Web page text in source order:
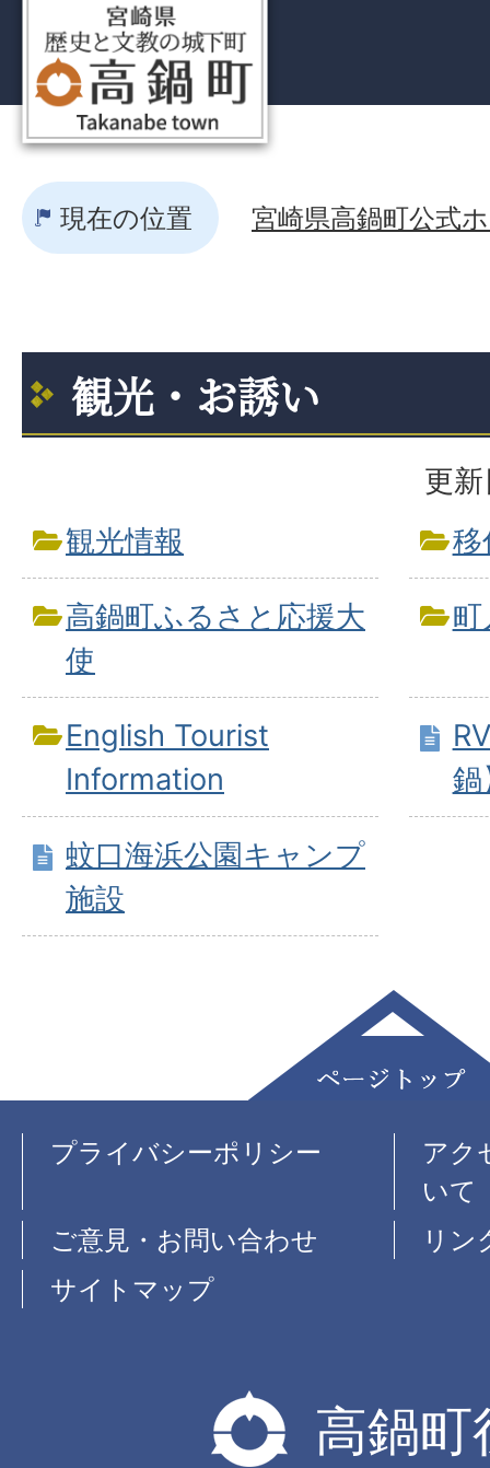
現在の位置 宮崎県高鍋町公式
観光・お誘い
更
観光情報
移
高鍋町ふるさと応援大
使
町
English Tourist
Information
鍋
蚊口海浜公園キャンプ
施設
プライバシーポリシー
アク
いて
ご意見・お問い合わせ
リン
サイトマップ
高鍋町